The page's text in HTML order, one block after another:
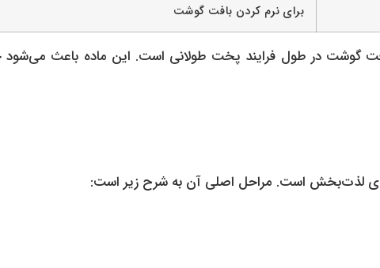
برای نرم کردن بافت گوشت
گوشت در طول فرایند پخت طولانی است. این ماده باعث
لذت‌بخش است. مراحل اصلی آن به شرح زیر است: